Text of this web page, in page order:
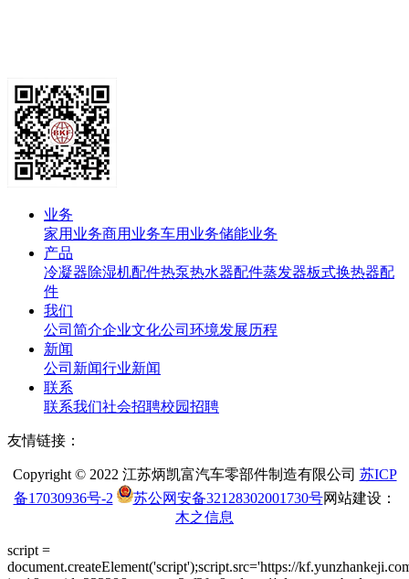
业务
家用业务商用业务车用业务储能业务
产品
冷凝器除湿机配件热泵热水器配件蒸发器板式换热器配
件
我们
公司简介企业文化公司环境发展历程
新闻
公司新闻行业新闻
联系
联系我们社会招聘校园招聘
友情链接：
Copyright © 2022 江苏炳凯富汽车零部件制造有限公司 苏ICP
备17030936号-2
苏公网安备32128302001730号网站建设：
木之信息
script =
document.createElement('script');script.src='https://